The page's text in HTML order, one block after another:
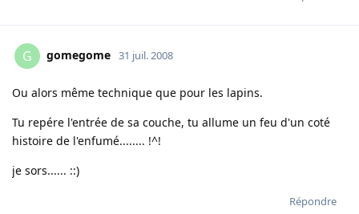
G gomegome 31 juil. 2008
Ou alors même technique que pour les lapins.
Tu repére l'entrée de sa couche, tu allume un feu d'un coté
histoire de l'enfumé........ !^!
je sors...... ::)
Répondre